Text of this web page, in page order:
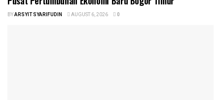
BYARSYIT SYARIFUDIN AUGUST 6, 2026 0